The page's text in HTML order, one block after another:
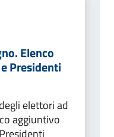
Elenco
Presidenti
elettori ad
aggiuntivo